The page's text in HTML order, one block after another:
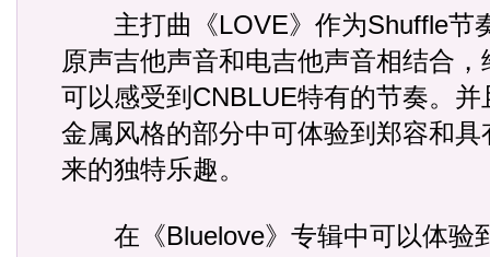
主打曲《LOVE》作为Shuffle节
原声吉他声音和电吉他声音相结合
可以感受到CNBLUE特有的节奏。
金属风格的部分中可体验到郑容和
来的独特乐趣。
在《Bluelove》专辑中可以体验